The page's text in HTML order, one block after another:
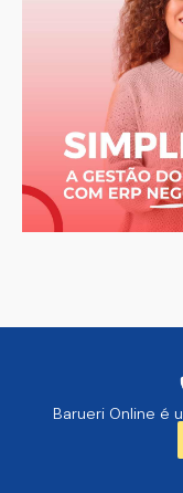
Barueri Online é